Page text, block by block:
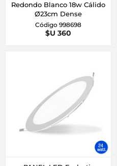
Redondo Blanco 18w Cálido
Ø23cm Dense
Código 998698
$U 360